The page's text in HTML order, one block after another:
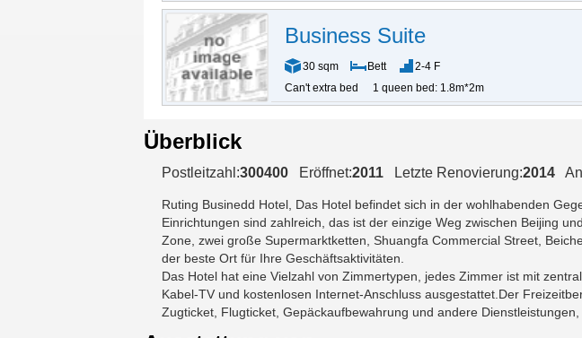
Business Suite
30 sqm Bett
2-4 F
Can't extra bed
1 queen bed: 1.8m*2m
Überblick
Postleitzahl:300400 Eröffnet:2011 Letzte Renovierung:2014
Ruting Businedd Hotel, Das Hotel befindet sich in der wohlhabenden
Einrichtungen sind zahlreich, das ist der einzige Weg zwischen Beijing
Zone, zwei große Supermarktketten, Shuangfa Commercial Street,
der beste Ort für Ihre Geschäftsaktivitäten.
Das Hotel hat eine Vielzahl von Zimmertypen, jedes Zimmer ist mit
Kabel-TV und kostenlosen Internet-Anschluss ausgestattet.Der
Zugticket, Flugticket, Gepäckaufbewahrung und andere